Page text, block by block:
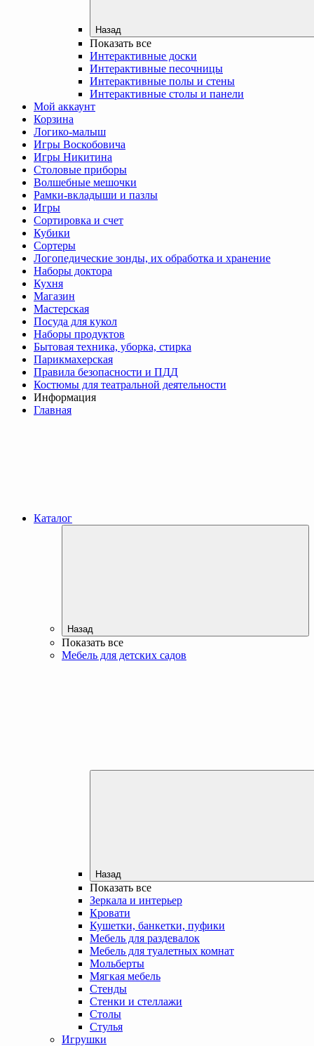
Назад
Показать все
Интерактивные доски
Интерактивные песочницы
Интерактивные полы и стены
Интерактивные столы и панели
Мой аккаунт
Корзина
Логико-малыш
Игры Воскобовича
Игры Никитина
Столовые приборы
Волшебные мешочки
Рамки-вкладыши и пазлы
Игры
Сортировка и счет
Кубики
Сортеры
Логопедические зонды, их обработка и хранение
Наборы доктора
Кухня
Магазин
Мастерская
Посуда для кукол
Наборы продуктов
Бытовая техника, уборка, стирка
Парикмахерская
Правила безопасности и ПДД
Костюмы для театральной деятельности
Информация
Главная
Каталог
Назад
Показать все
Мебель для детских садов
Назад
Показать все
Зеркала и интерьер
Кровати
Кушетки, банкетки, пуфики
Мебель для раздевалок
Мебель для туалетных комнат
Мольберты
Мягкая мебель
Стенды
Стенки и стеллажи
Столы
Стулья
Игрушки